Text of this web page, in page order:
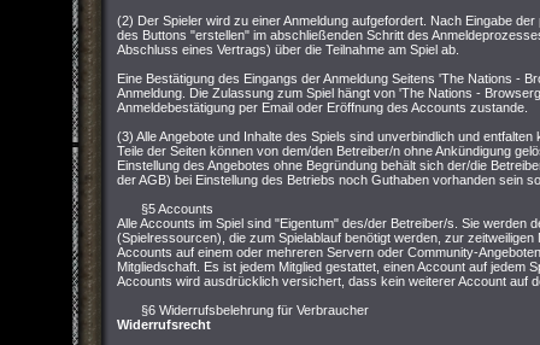
(2) Der Spieler wird zu einer Anmeldung aufgefordert. Nach Eingabe
des Buttons "erstellen" im abschließenden Schritt des
Abschluss eines Vertrags) über die Teilnahme am Spiel ab.
Eine Bestätigung des Eingangs der Anmeldung Seitens 'The Nations -
Anmeldung. Die Zulassung zum Spiel hängt von 'The Nations -
Anmeldebestätigung per Email oder Eröffnung des Accounts zustande.
(3) Alle Angebote und Inhalte des Spiels sind unverbindlich und
Teile der Seiten können von dem/den Betreiber/n ohne Ankündigung
Einstellung des Angebotes ohne Begründung behält sich der/die
der AGB) bei Einstellung des Betriebs noch Guthaben vorhanden sein
§5 Accounts
Alle Accounts im Spiel sind "Eigentum" des/der Betreiber/s. Sie werden
(Spielressourcen), die zum Spielablauf benötigt werden, zur
Accounts auf einem oder mehreren Servern oder Community-
Mitgliedschaft. Es ist jedem Mitglied gestattet, einen Account auf jedem
Accounts wird ausdrücklich versichert, dass kein weiterer Account auf
§6 Widerrufsbelehrung für Verbraucher
Widerrufsrecht